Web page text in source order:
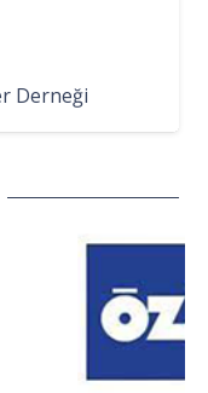
Derneği